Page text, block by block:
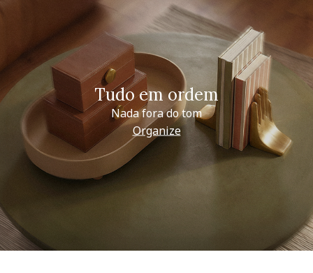
Tudo em ordem
Nada fora do tom
Organize